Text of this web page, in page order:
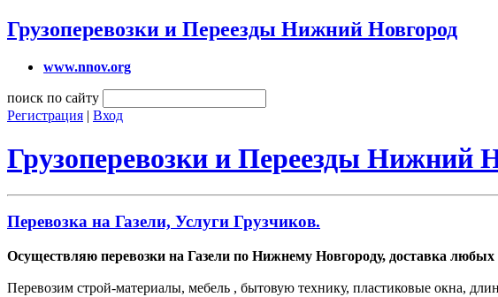
Грузоперевозки и Переезды Нижний Новгород
www.nnov.org
поиск по сайту
Регистрация | Вход
Грузоперевозки и Переезды Нижний
Перевозка на Газели, Услуги Грузчиков.
Осуществляю перевозки на Газели по Нижнему Новгороду, доставка любых
Перевозим строй-материалы, мебель , бытовую технику, пластиковые окна,